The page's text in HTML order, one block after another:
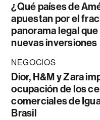
¿Qué países de
apuestan por el
panorama legal
nuevas inversiones
NEGOCIOS
Dior, H&M y Zara
ocupación de los
comerciales de
Brasil